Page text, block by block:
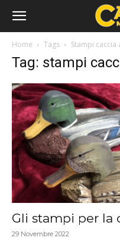
Home Tags Stampi caccia
Tag: stampi
Gli stampi per la
29 Novembre 2022